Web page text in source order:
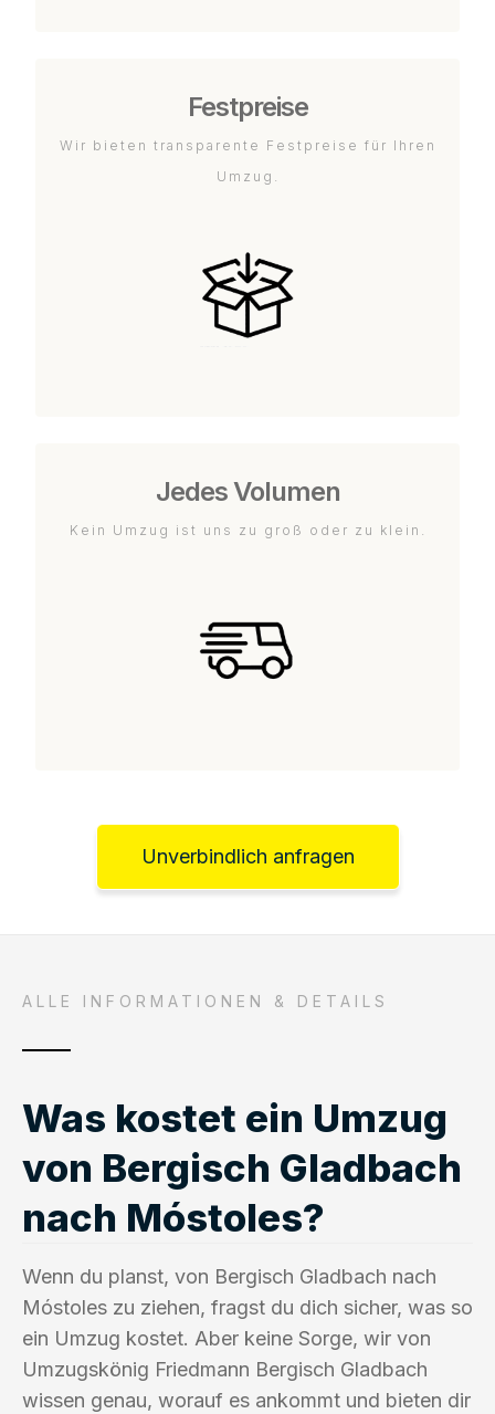
Festpreise
Wir bieten transparente Festpreise für Ihren
Umzug.
Jedes Volumen
Kein Umzug ist uns zu groß oder zu klein.
Unverbindlich anfragen
ALLE INFORMATIONEN & DETAILS
Was kostet ein Umzug
von Bergisch Gladbach
nach Móstoles?
Wenn du planst, von Bergisch Gladbach nach
Móstoles zu ziehen, fragst du dich sicher, was so
ein Umzug kostet. Aber keine Sorge, wir von
Umzugskönig Friedmann Bergisch Gladbach
wissen genau, worauf es ankommt und bieten dir